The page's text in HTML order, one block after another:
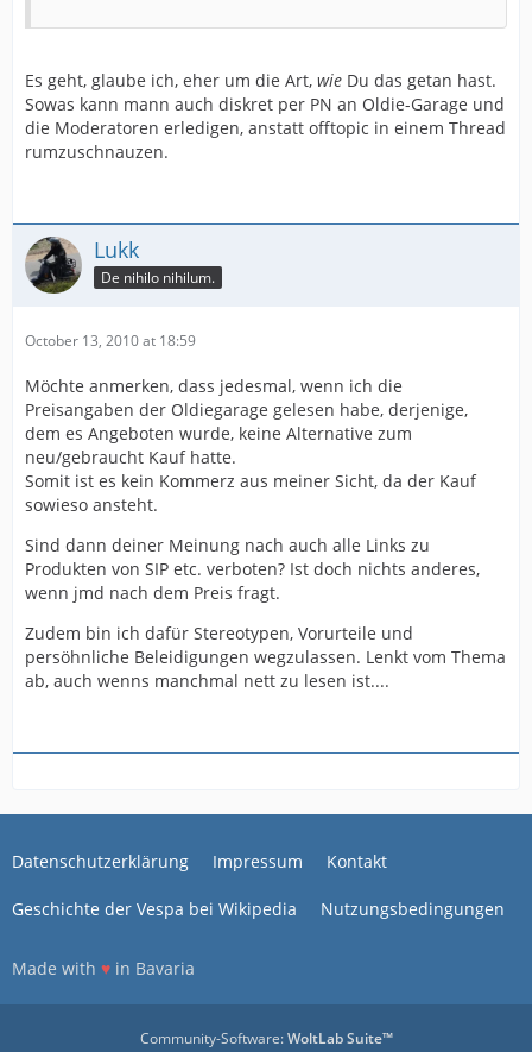
Es geht, glaube ich, eher um die Art, wie Du das getan hast.
Sowas kann mann auch diskret per PN an Oldie-Garage und
die Moderatoren erledigen, anstatt offtopic in einem Thread
rumzuschnauzen.
Lukk
De nihilo nihilum.
October 13, 2010 at 18:59
Möchte anmerken, dass jedesmal, wenn ich die
Preisangaben der Oldiegarage gelesen habe, derjenige,
dem es Angeboten wurde, keine Alternative zum
neu/gebraucht Kauf hatte.
Somit ist es kein Kommerz aus meiner Sicht, da der Kauf
sowieso ansteht.
Sind dann deiner Meinung nach auch alle Links zu
Produkten von SIP etc. verboten? Ist doch nichts anderes,
wenn jmd nach dem Preis fragt.
Zudem bin ich dafür Stereotypen, Vorurteile und
persöhnliche Beleidigungen wegzulassen. Lenkt vom Thema
ab, auch wenns manchmal nett zu lesen ist....
Datenschutzerklärung Impressum Kontakt
Geschichte der Vespa bei Wikipedia Nutzungsbedingungen
Made with ♥ in Bavaria
Community-Software:WoltLab Suite™